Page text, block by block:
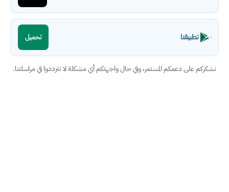
تطبيقنا تحميل
نشكركم على دعمكم المستمر، وفي حال واجهتكم أي مشكلة لا تترددوا في مراسلتنا.